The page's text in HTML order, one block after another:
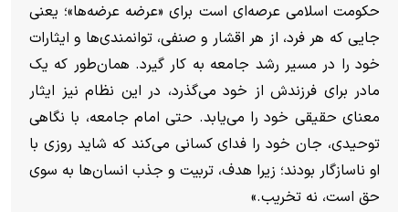
حکومت اسلامی عرصه‌ای است برای «عرضه عرضه‌ها»؛ یعنی
جایی که هر فرد، از هر اقشار و صنفی، توانمندی‌ها و ایثارات
خود را در مسیر رشد جامعه به کار گیرد. همان‌طور که یک
مادر برای فرزندش از خود می‌گذرد، در این نظام نیز ایثار
معنای حقیقی خود را می‌یابد. حتی امام جامعه، با نگاهی
توحیدی، جان خود را فدای کسانی می‌کند که شاید روزی با
او ناسازگار بودند؛ زیرا هدف، تربیت و جذب انسان‌ها به سوی
حق است، نه تخریب.»